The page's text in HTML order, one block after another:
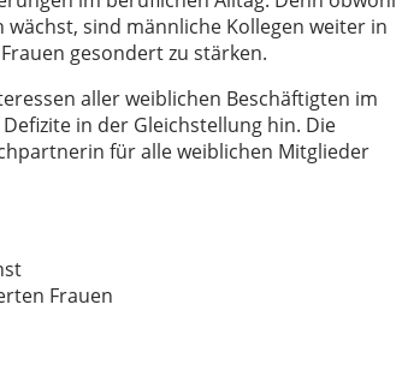
sind männliche Kollegen weiter in
gesondert zu stärken.
aller weiblichen Beschäftigten im
in der Gleichstellung hin. Die
für alle weiblichen Mitglieder
Frauen